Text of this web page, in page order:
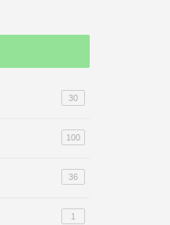
30
100
36
1